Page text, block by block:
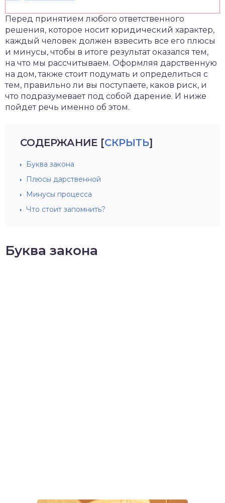
Перед принятием любого ответственного
решения, которое носит юридический характер,
каждый человек должен взвесить все его плюсы
и минусы, чтобы в итоге результат оказался тем,
на что мы рассчитываем. Оформляя дарственную
на дом, также стоит подумать и определиться с
тем, правильно ли вы поступаете, каков риск, и
что подразумевает под собой дарение. И ниже
пойдет речь именно об этом.
СОДЕРЖАНИЕ [СКРЫТЬ]
Буква закона
Плюсы дарственной
Минусы процесса
Что стоит запомнить?
Буква закона